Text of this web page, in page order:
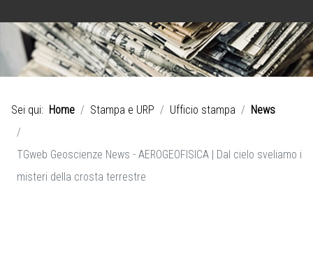
Sei qui: Home Stampa e URP Ufficio stampa News
TGweb Geoscienze News - AEROGEOFISICA | Dal cielo sveliamo i
misteri della crosta terrestre